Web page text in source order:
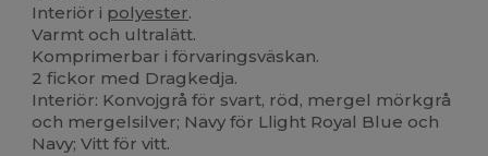
Interiör i polyester.
Varmt och ultralätt.
Komprimerbar i förvaringsväskan.
2 fickor med Dragkedja.
Interiör: Konvojgrå för svart, röd, mergel mörkgrå
och mergelsilver; Navy för Llight Royal Blue och
Navy; Vitt för vitt.